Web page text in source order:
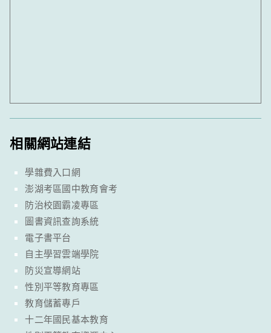
相關網站連結
學雜費入口網
澎湖考區國中教育會考
防治校園霸凌專區
圖書資訊查詢系統
電子書平台
自主學習雲端學院
防災宣導網站
性別平等教育專區
教育儲蓄專戶
十二年國民基本教育